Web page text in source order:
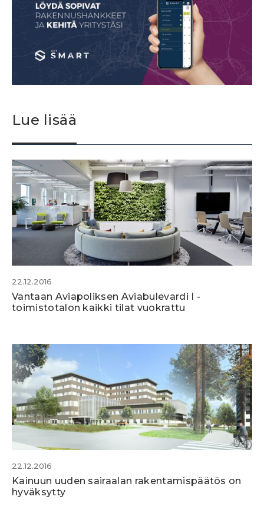
Lue lisää
22.12.2016
Vantaan Aviapoliksen Aviabulevardi I -
toimistotalon kaikki tilat vuokrattu
22.12.2016
Kainuun uuden sairaalan rakentamispäätös on
hyväksytty